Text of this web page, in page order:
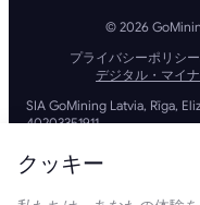
© 2026
プライバシーポリシー
デジタル・マイ
SIA GoMining Latvia, Rīga,
40203351911
Tortola, British Virgin Islands,
BMINE BVI LIMITED, Trinity
クッキー